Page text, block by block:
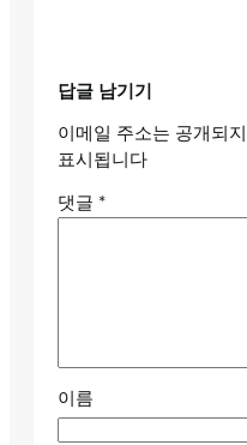
답글 남기기
이메일 주소는 공개되
표시됩니다
댓글 *
이름